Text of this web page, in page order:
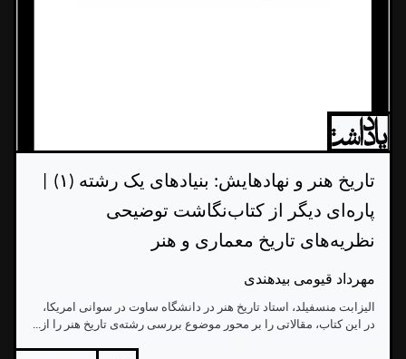
تاریخ هنر و نهادهایش: بنیادهای یک رشته (۱) |
پاره‌ای دیگر از کتاب‌نگاشت توضیحی
نظریه‌های تاریخ معماری و هنر
مهرداد قیومی بیدهندی
الیزابت منسفیلد، استاد تاریخ هنر در دانشگاه ساوت در سوانی امریکا،
در این کتاب، مقالاتی را بر محور موضوع بررسی رشته‌ی تاریخ هنر را از...